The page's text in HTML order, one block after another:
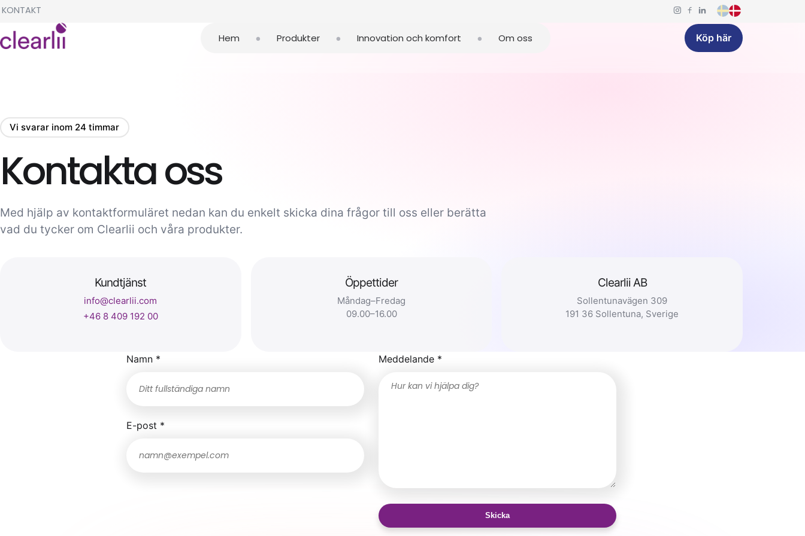
KONTAKT
Hem • Produkter • Innovation och komfort • Om oss Köp här
Vi svarar inom 24 timmar
Kontakta oss
Med hjälp av kontaktformuläret nedan kan du enkelt skicka dina frågor till oss eller berätta
vad du tycker om Clearlii och våra produkter.
Kundtjänst
info@clearlii.com
+46 8 409 192 00
Öppettider
Måndag–Fredag
09.00–16.00
Clearlii AB
Sollentunavägen 309
191 36 Sollentuna, Sverige
Namn *
E-post *
Meddelande *
Skicka